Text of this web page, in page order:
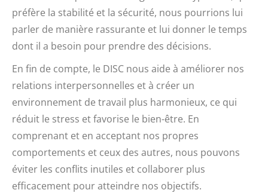
préfère la stabilité et la sécurité, nous pourrions lui
parler de manière rassurante et lui donner le temps
dont il a besoin pour prendre des décisions.
En fin de compte, le DISC nous aide à améliorer nos
relations interpersonnelles et à créer un
environnement de travail plus harmonieux, ce qui
réduit le stress et favorise le bien-être. En
comprenant et en acceptant nos propres
comportements et ceux des autres, nous pouvons
éviter les conflits inutiles et collaborer plus
efficacement pour atteindre nos objectifs.